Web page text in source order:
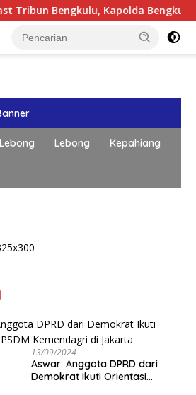
Bengkulu Paparkan
Lebong Kepahiang
13/09/2024
Aswar: Anggota DPRD dari
Demokrat Ikuti Orientasi